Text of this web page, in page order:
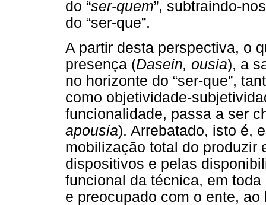
do “ser-quem”, subtraindo-
do “ser-que”.
A partir desta perspectiva, o
presença (Dasein, ousia), a
no horizonte do “ser-que”,
como objetividade-
funcionalidade, passa a ser
apousia). Arrebatado, isto é,
mobilização total do produzir
dispositivos e pelas
funcional da técnica, em
e preocupado com o ente,